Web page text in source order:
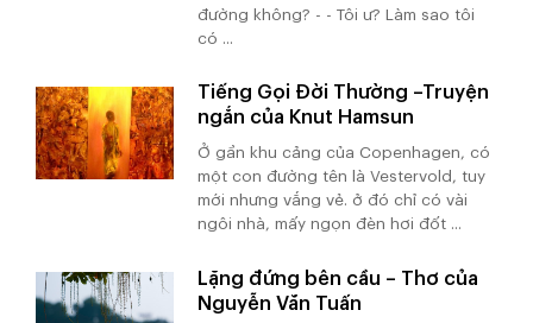
đường không? - - Tôi ư? Làm sao tôi
có ...
Tiếng Gọi Đời Thường –Truyện
ngắn của Knut Hamsun
Ở gần khu cảng của Copenhagen, có
một con đường tên là Vestervold, tuy
mới nhưng vắng vẻ. ở đó chỉ có vài
ngôi nhà, mấy ngọn đèn hơi đốt ...
Lặng đứng bên cầu – Thơ của
Nguyễn Văn Tuấn